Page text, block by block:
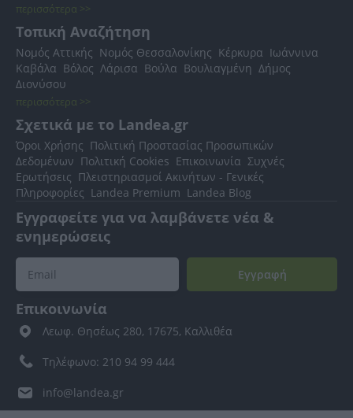
περισσότερα >>
Τοπική Αναζήτηση
Νομός Αττικής Νομός Θεσσαλονίκης Κέρκυρα Ιωάννινα
Καβάλα Βόλος Λάρισα Βούλα Βουλιαγμένη Δήμος
Διονύσου
περισσότερα >>
Σχετικά με το Landea.gr
Όροι Χρήσης Πολιτική Προστασίας Προσωπικών
Δεδομένων Πολιτική Cookies Επικοινωνία Συχνές
Ερωτήσεις Πλειστηριασμοί Ακινήτων - Γενικές
Πληροφορίες Landea Premium Landea Blog
Εγγραφείτε για να λαμβάνετε νέα &
ενημερώσεις
Εγγραφή
Επικοινωνία
Λεωφ. Θησέως 280, 17675, Καλλιθέα
Τηλέφωνο: 210 94 99 444
info@landea.gr